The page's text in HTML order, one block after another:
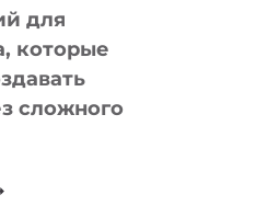
для
которые
сложного